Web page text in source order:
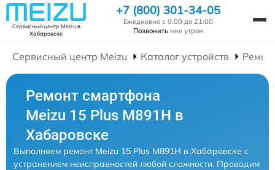
Сервисный центр Meizuв
Хабаровске
+7 (800) 301-34-05
Ежедневно с 9:00 до 21:00
Позвонить мне утром
Сервисный центр Meizu Каталог устройств
Ремонт смартфона
Meizu 15 Plus M891H в
Хабаровске
Выполняем ремонт Meizu 15 Plus M891H в Хабаровске с
устранением неисправностей любой сложности. Проводим